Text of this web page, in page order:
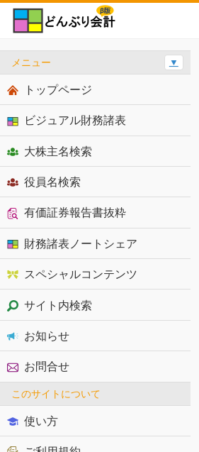
メニュー ▼
トップページ
ビジュアル財務諸表
大株主名検索
役員名検索
有価証券報告書抜粋
財務諸表ノートシェア
スペシャルコンテンツ
サイト内検索
お知らせ
お問合せ
このサイトについて
使い方